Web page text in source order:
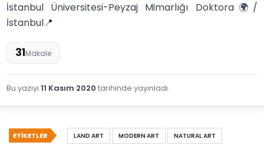
İstanbul Üniversitesi-Peyzaj Mimarlığı Doktora🌍/
İstanbul📍
31Makale
Bu yazıyı 11 Kasım 2020 tarihinde yayınladı.
ETIKETLER LAND ART MODERN ART NATURAL ART